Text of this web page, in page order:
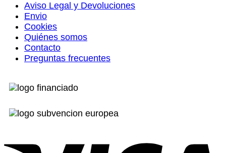
Aviso Legal y Devoluciones
Envio
Cookies
Quiénes somos
Contacto
Preguntas frecuentes